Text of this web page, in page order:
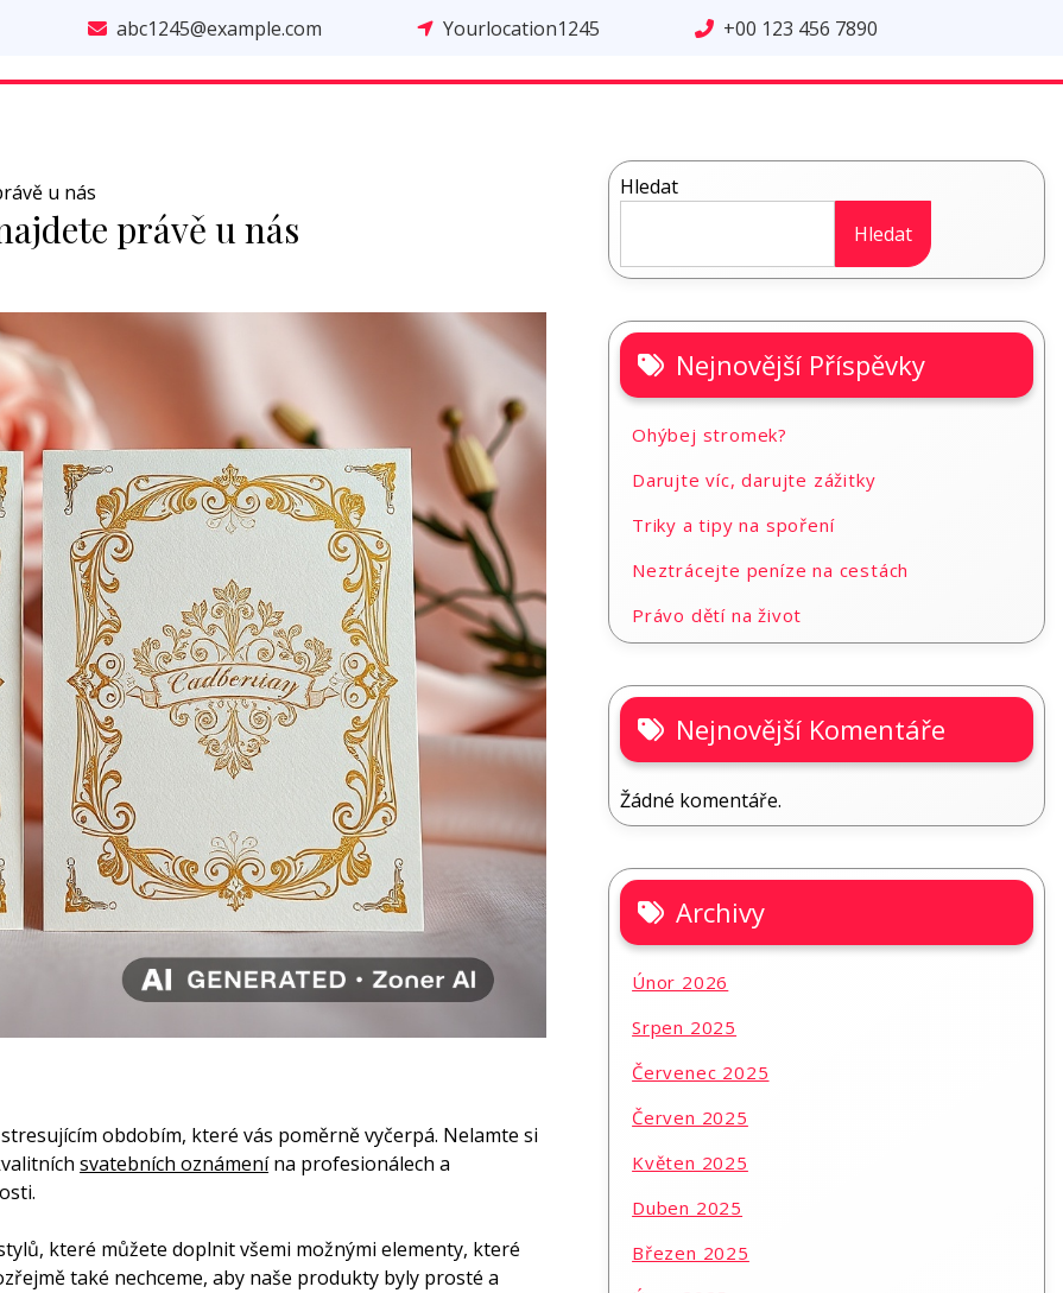
abc1245@example.com Yourlocation1245 +00 123 456 7890
u nás
právě u nás
obdobím, které vás poměrně vyčerpá. Nelamte si
svatebních oznámenína profesionálech a
které můžete doplnit všemi možnými elementy, které
také nechceme, aby naše produkty byly prosté a
Hledat
Hledat
Nejnovější Příspěvky
Ohýbej stromek?
Darujte víc, darujte zážitky
Triky a tipy na spoření
Neztrácejte peníze na cestách
Právo dětí na život
Nejnovější Komentáře
Žádné komentáře.
Archivy
Únor 2026
Srpen 2025
Červenec 2025
Červen 2025
Květen 2025
Duben 2025
Březen 2025